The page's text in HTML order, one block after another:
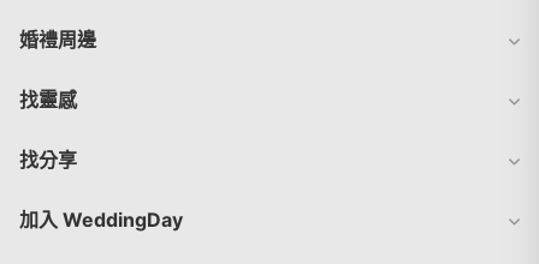
婚禮周邊
找靈感
找分享
加入 WeddingDay